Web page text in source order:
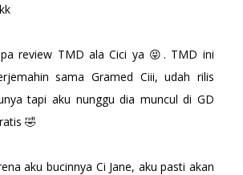
review TMD ala Cici ya 😝. TMD ini
sama Gramed Ciii, udah rilis
tapi aku nunggu dia muncul di GD
🤣
aku bucinnya Ci Jane, aku pasti akan